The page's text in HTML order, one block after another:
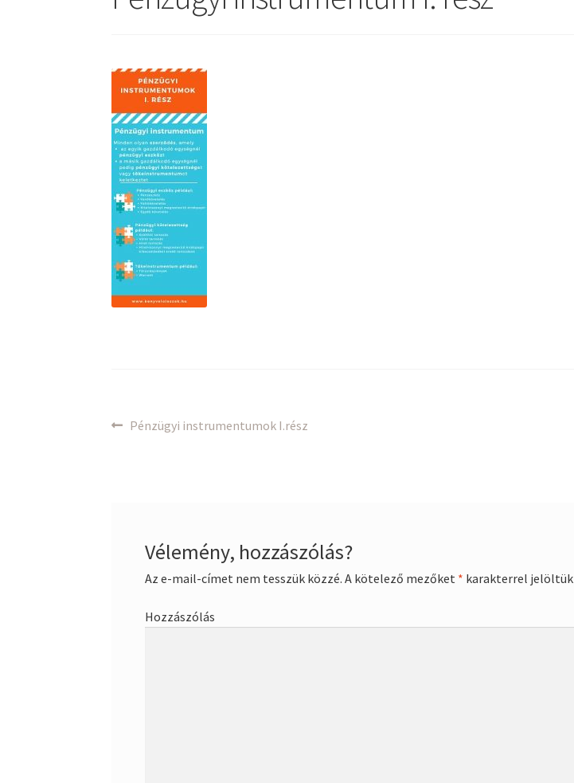
Bejegyzés
Previous
Pénzügyi instrumentumok I.rész
Vélemény, hozzászólás?
Az e-mail-címet nem tesszük közzé. A kötelező mezőket * karakterrel jelöltük
Hozzászólás